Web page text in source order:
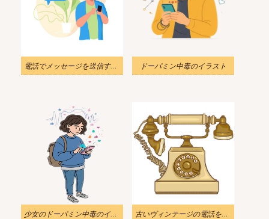
電話でメッセージを送信する男の図 ドーパミン中毒のイラスト
少女のドーパミン中毒のイラスト 古いヴィンテージの電話をイラストします